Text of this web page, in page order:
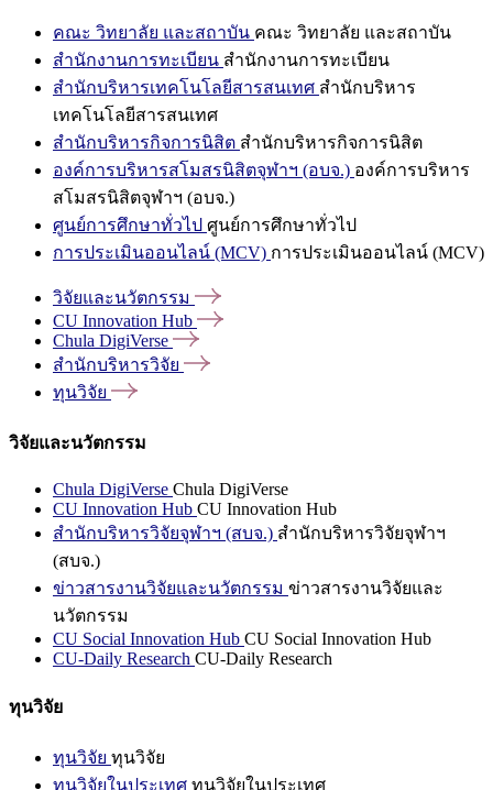
คณะ วิทยาลัย และสถาบัน คณะ วิทยาลัย และสถาบัน
สำนักงานการทะเบียน สำนักงานการทะเบียน
สำนักบริหารเทคโนโลยีสารสนเทศ สำนักบริหาร
เทคโนโลยีสารสนเทศ
สำนักบริหารกิจการนิสิต สำนักบริหารกิจการนิสิต
องค์การบริหารสโมสรนิสิตจุฬาฯ (อบจ.) องค์การบริหาร
สโมสรนิสิตจุฬาฯ (อบจ.)
ศูนย์การศึกษาทั่วไป ศูนย์การศึกษาทั่วไป
การประเมินออนไลน์ (MCV) การประเมินออนไลน์ (MCV)
วิจัยและนวัตกรรม
CU Innovation Hub
Chula DigiVerse
สำนักบริหารวิจัย
ทุนวิจัย
วิจัยและนวัตกรรม
Chula DigiVerse Chula DigiVerse
CU Innovation Hub CU Innovation Hub
สำนักบริหารวิจัยจุฬาฯ (สบจ.) สำนักบริหารวิจัยจุฬาฯ
(สบจ.)
ข่าวสารงานวิจัยและนวัตกรรม ข่าวสารงานวิจัยและ
นวัตกรรม
CU Social Innovation Hub CU Social Innovation Hub
CU-Daily Research CU-Daily Research
ทุนวิจัย
ทุนวิจัย ทุนวิจัย
ทุนวิจัยในประเทศ ทุนวิจัยในประเทศ